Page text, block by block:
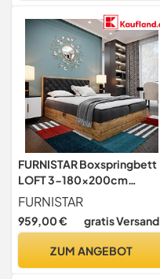
FURNISTAR Boxspringbett
LOFT 3-180x200cm
Schwarz. Doppelbett mit
Bonellmatratze,
Bettkasten, Topper,
FURNISTAR
959,00 € gratis Versand
ZUM ANGEBOT